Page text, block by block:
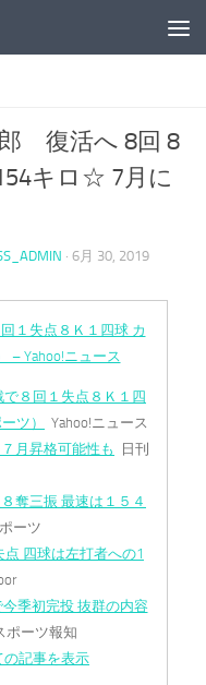
復活へ 8回 8
キロ☆ 7月に
· 6月 30, 2019
１失点８Ｋ１四球 カ
– Yahoo!ニュース
８回１失点８Ｋ１四
ツ）
Yahoo!ニュース
月昇格可能性も
日刊
奪三振 最速は１５４
ーツ
四球は左打者への1
今季初完投 抜群の内容
ポーツ報知
の記事を表示